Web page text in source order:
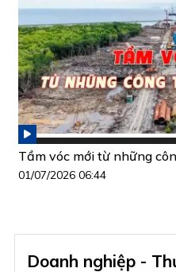
Tầm vóc mới từ những
01/07/2026 06:44
Doanh nghiệp -